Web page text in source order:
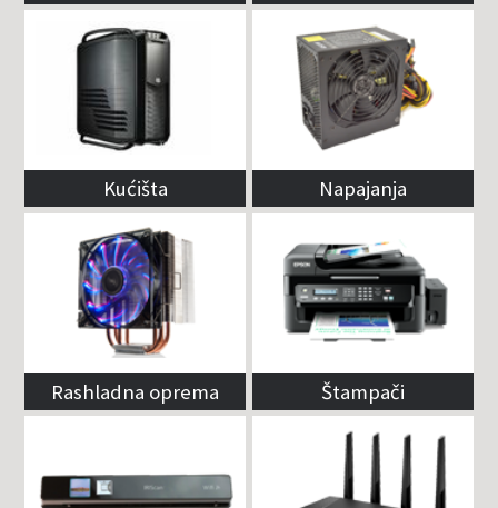
Kućišta Napajanja
Rashladna oprema Štampači